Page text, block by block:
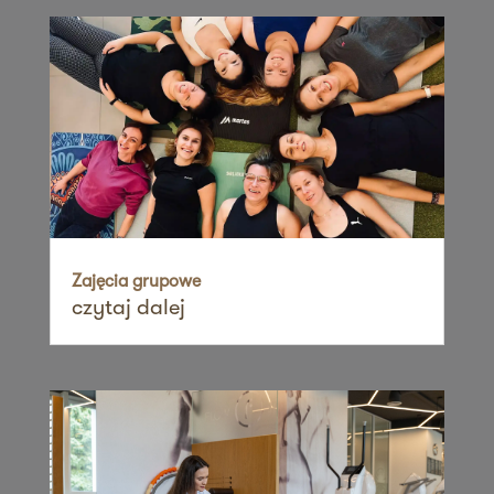
60-461 Poznań
Zapisz mnie
36 MINUT Suchanino
ul. Zygmunta Noskowskiego 17b,
Osiedle Suchanino
80-170 Gdańsk
Zapisz mnie
36 MINUT Suchy Las
ul. Obornicka 104
62-002 Suchy Las
Zapisz mnie
ul. Armii Krajowej 9,
58-100 Świdnica
Zapisz mnie
Zajęcia grupowe
czytaj dalej